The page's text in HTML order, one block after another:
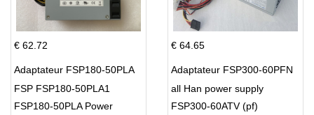
€ 62.72
Adaptateur FSP180-50PLA
FSP FSP180-50PLA1
FSP180-50PLA Power
€ 64.65
Adaptateur FSP300-60PFN
all Han power supply
FSP300-60ATV (pf)